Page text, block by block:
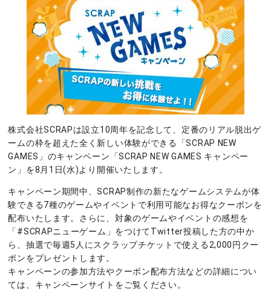
株式会社SCRAPは設立10周年を記念して、定番のリアル脱出ゲ
ームの枠を超えた全く新しい体験ができる「SCRAP NEW
GAMES」のキャンペーン「SCRAP NEW GAMES キャンペー
ン」を8月1日(水)より開催いたします。
キャンペーン期間中、SCRAP制作の新たなゲームシステムが体
験できる7種のゲームやイベントで利用可能なお得なクーポンを
配布いたします。さらに、対象のゲームやイベントの感想を
「#SCRAPニューゲーム」をつけてTwitter投稿した方の中か
ら、抽選で毎週5人にスクラップチケットで使える2,000円クー
ポンをプレゼントします。
キャンペーンの参加方法やクーポン配布方法などの詳細につい
ては、キャンペーンサイトをご覧ください。